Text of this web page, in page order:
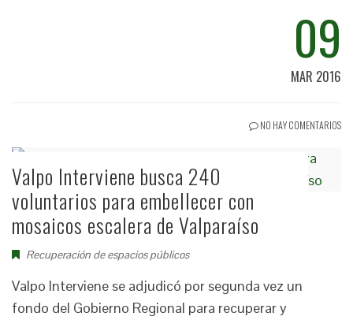
09
MAR 2016
NO HAY COMENTARIOS
Valpo Interviene busca 240
voluntarios para embellecer con
mosaicos escalera de Valparaíso
Recuperación de espacios públicos
Valpo Interviene se adjudicó por segunda vez un
fondo del Gobierno Regional para recuperar y